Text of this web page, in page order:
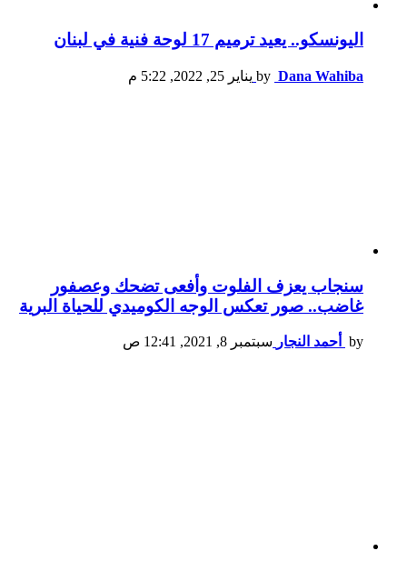
اليونسكو.. يعيد ترميم 17 لوحة فنية في لبنان
by Dana Wahiba يناير 25, 2022, 5:22 م
سنجاب يعزف الفلوت وأفعى تضحك وعصفور
غاضب.. صور تعكس الوجه الكوميدي للحياة البرية
by أحمد النجار سبتمبر 8, 2021, 12:41 ص